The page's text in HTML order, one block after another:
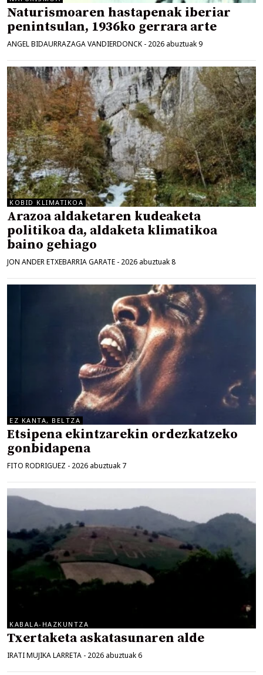
Naturismoaren hastapenak iberiar
penintsulan, 1936ko gerrara arte
ANGEL BIDAURRAZAGA VANDIERDONCK - 2026 abuztuak 9
KOBID KLIMATIKOA
Arazoa aldaketaren kudeaketa
politikoa da, aldaketa klimatikoa
baino gehiago
JON ANDER ETXEBARRIA GARATE - 2026 abuztuak 8
EZ KANTA, BELTZA
Etsipena ekintzarekin ordezkatzeko
gonbidapena
FITO RODRIGUEZ - 2026 abuztuak 7
KABALA-HAZKUNTZA
Txertaketa askatasunaren alde
IRATI MUJIKA LARRETA - 2026 abuztuak 6